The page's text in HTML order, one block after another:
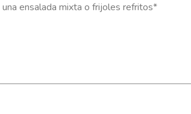
ensalada mixta o frijoles refritos*